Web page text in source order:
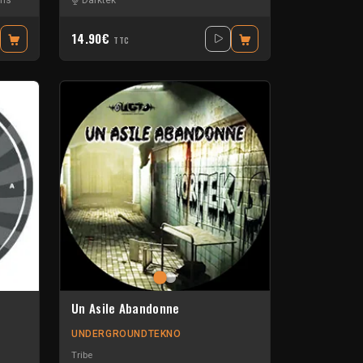
14.90€ TTC
Un Asile Abandonne
UNDERGROUNDTEKNO
Tribe